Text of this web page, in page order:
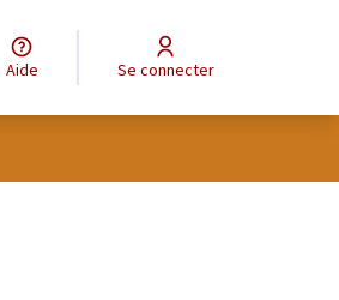
Aide Se connecter